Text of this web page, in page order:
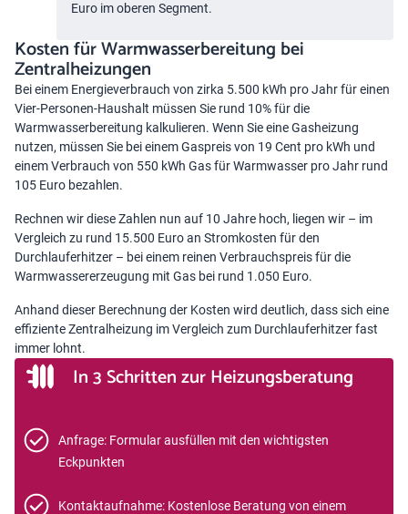
Euro im oberen Segment.
Kosten für Warmwasserbereitung bei
Zentralheizungen
Bei einem Energieverbrauch von zirka 5.500 kWh pro Jahr für einen
Vier-Personen-Haushalt müssen Sie rund 10% für die
Warmwasserbereitung kalkulieren. Wenn Sie eine Gasheizung
nutzen, müssen Sie bei einem Gaspreis von 19 Cent pro kWh und
einem Verbrauch von 550 kWh Gas für Warmwasser pro Jahr rund
105 Euro bezahlen.
Rechnen wir diese Zahlen nun auf 10 Jahre hoch, liegen wir – im
Vergleich zu rund 15.500 Euro an Stromkosten für den
Durchlauferhitzer – bei einem reinen Verbrauchspreis für die
Warmwassererzeugung mit Gas bei rund 1.050 Euro.
Anhand dieser Berechnung der Kosten wird deutlich, dass sich eine
effiziente Zentralheizung im Vergleich zum Durchlauferhitzer fast
immer lohnt.
In 3 Schritten zur Heizungsberatung
Anfrage: Formular ausfüllen mit den wichtigsten
Eckpunkten
Kontaktaufnahme: Kostenlose Beratung von einem